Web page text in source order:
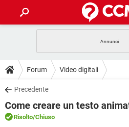
INTRATTENIMENTO
iOS
INSTAGRAM
TIKTOK
GUIDE
COVID-19
iOS
DOWNLOAD
COVID-19
INTRATTENIMENTO
FORUM
Forum Video digitali
Precedente
Come creare un testo
Risolto/Chiuso